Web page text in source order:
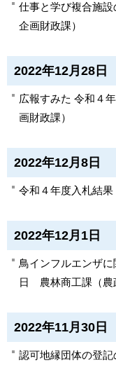
仕事と学び複合施
企画財政課）
2022年12月28日
広報すみた 令和４
画財政課）
2022年12月8日
令和４年度入札結果
2022年12月1日
鳥インフルエンザ
日
農林商工課（農
2022年11月30日
認可地縁団体の登記